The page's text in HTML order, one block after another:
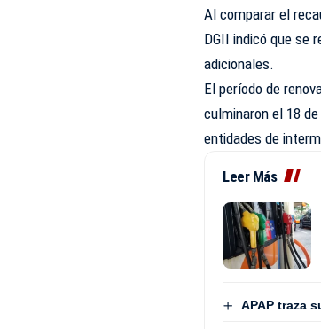
Al comparar el
DGII indicó que se
adicionales.
El período de
culminaron el 18
entidades de
Leer Más
APAP traza